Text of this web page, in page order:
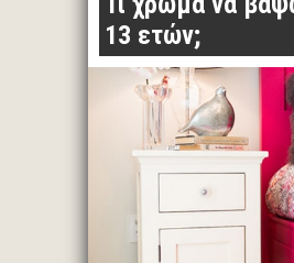
13 ετών;